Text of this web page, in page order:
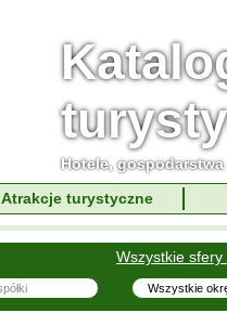
Hotele,
Atrakcje turystyczne
Wszystkie sfery